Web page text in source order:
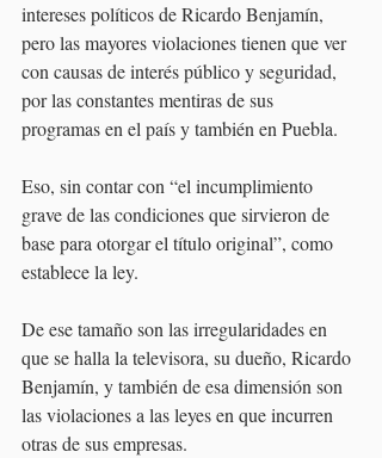
intereses políticos de Ricardo Benjamín,
pero las mayores violaciones tienen que ver
con causas de interés público y seguridad,
por las constantes mentiras de sus
programas en el país y también en Puebla.
Eso, sin contar con “el incumplimiento
grave de las condiciones que sirvieron de
base para otorgar el título original”, como
establece la ley.
De ese tamaño son las irregularidades en
que se halla la televisora, su dueño, Ricardo
Benjamín, y también de esa dimensión son
las violaciones a las leyes en que incurren
otras de sus empresas.